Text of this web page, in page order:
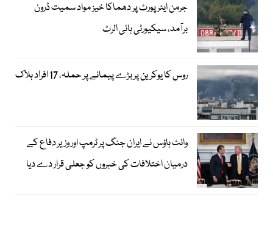
جرمن ایئرپورٹ پر دھماکا خیز مواد سمیت ڈرون
برآمد، سیکیورٹی ہائی الرٹ
روس کا یوکرین پر بڑے پیمانے پر حملہ، 17 افراد ہلاک
وائٹ ہاؤس نے ایران جنگ پر ٹرمپ اور وزیر دفاع کے
درمیان اختلافات کی خبروں کو جعلی قرار دے دیا